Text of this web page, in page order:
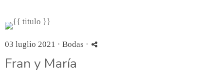
03 luglio 2021 · Bodas ·
Fran y María